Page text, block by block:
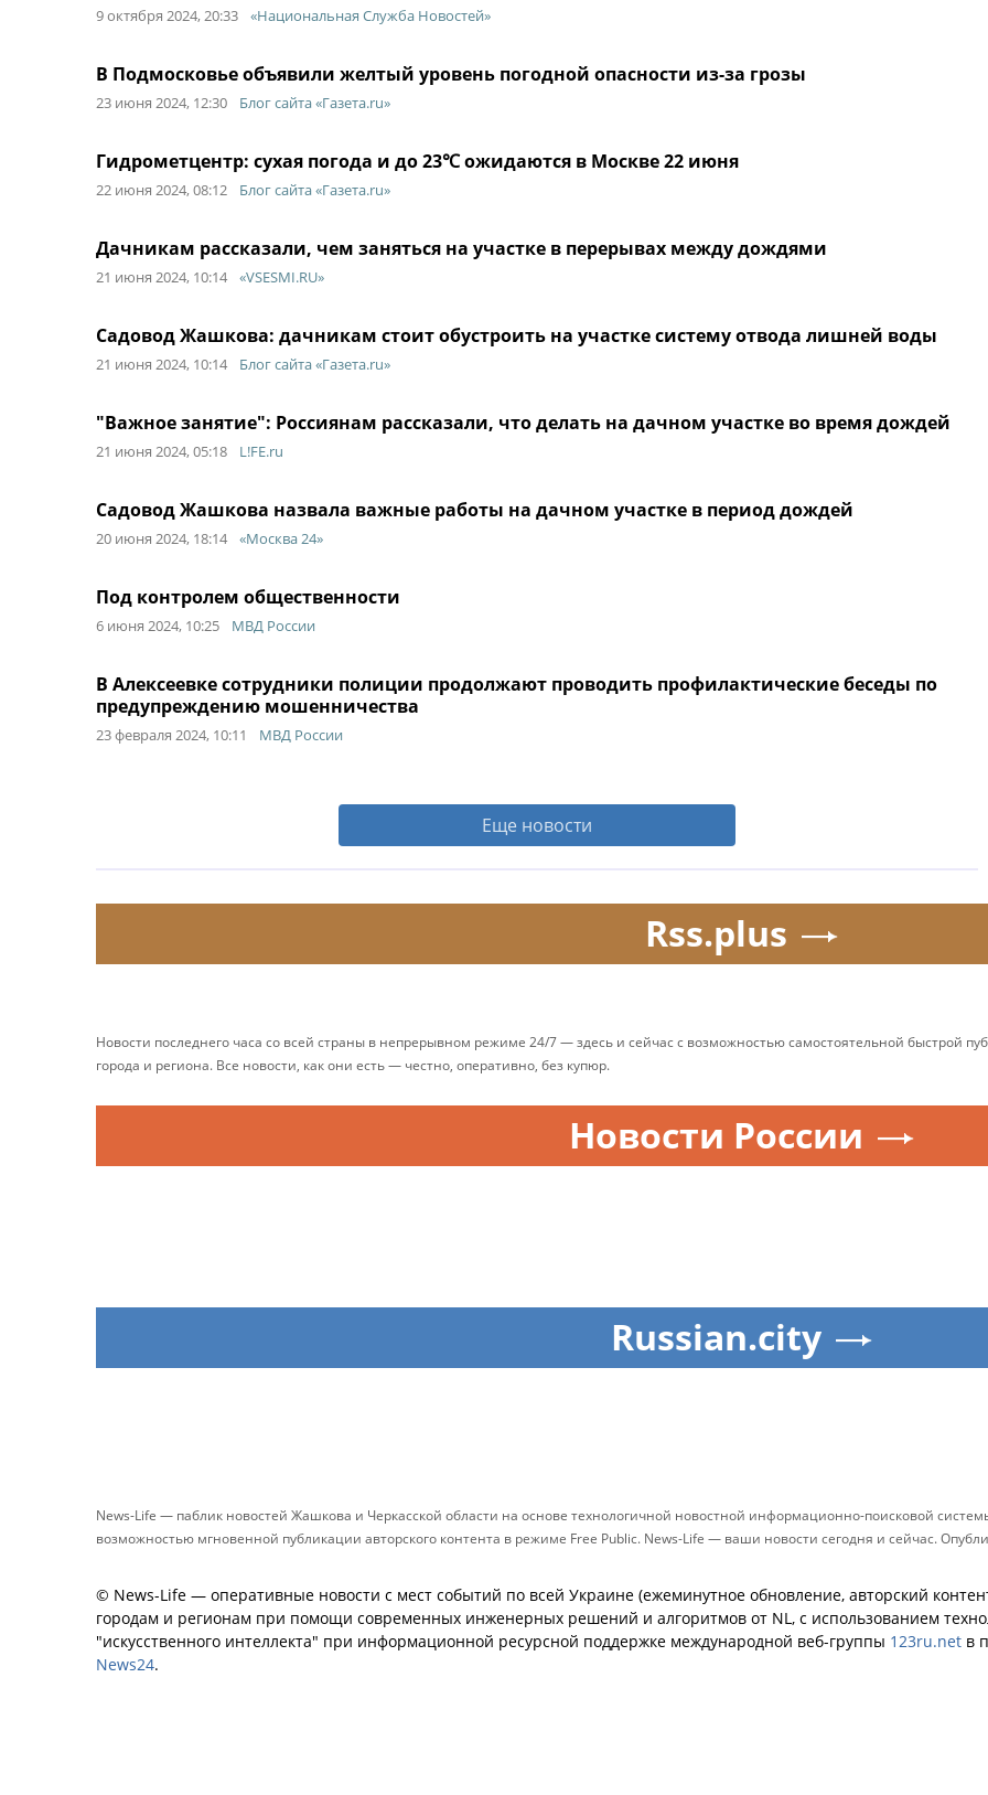
9 октября 2024, 20:33 «Национальная Служба Новостей»
В Подмосковье объявили желтый уровень погодной опасности из-за грозы
23 июня 2024, 12:30 Блог сайта «Газета.ru»
Гидрометцентр: сухая погода и до 23℃ ожидаются в Москве 22 июня
22 июня 2024, 08:12 Блог сайта «Газета.ru»
Дачникам рассказали, чем заняться на участке в перерывах между дождями
21 июня 2024, 10:14 «VSESMI.RU»
Садовод Жашкова: дачникам стоит обустроить на участке систему отвода лишней воды
21 июня 2024, 10:14 Блог сайта «Газета.ru»
"Важное занятие": Россиянам рассказали, что делать на дачном участке во время дождей
21 июня 2024, 05:18 L!FE.ru
Садовод Жашкова назвала важные работы на дачном участке в период дождей
20 июня 2024, 18:14 «Москва 24»
Под контролем общественности
6 июня 2024, 10:25 МВД России
В Алексеевке сотрудники полиции продолжают проводить профилактические беседы по
предупреждению мошенничества
23 февраля 2024, 10:11 МВД России
Еще новости
Rss.plus
Новости последнего часа со всей страны в непрерывном режиме 24/7 — здесь и сейчас с возможностью самостоятельной быстрой
города и региона. Все новости, как они есть — честно, оперативно, без купюр.
Новости России
Russian.city
News-Life — паблик новостей Жашкова и Черкасской области на основе технологичной новостной информационно-поисковой
возможностью мгновенной публикации авторского контента в режиме Free Public. News-Life — ваши новости сегодня и сейчас.
© News-Life — оперативные новости с мест событий по всей Украине (ежеминутное обновление, авторский
городам и регионам при помощи современных инженерных решений и алгоритмов от NL, с использованием
"искусственного интеллекта" при информационной ресурсной поддержке международной веб-группы 123ru.net в
News24.